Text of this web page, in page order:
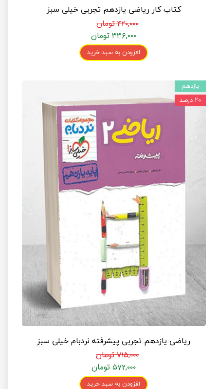
کتاب کار ریاضی یازدهم تجربی خیلی سبز
۴۲۰,۰۰۰ تومان
۳۳۶,۰۰۰ تومان
افزودن به سبد خرید
ریاضی یازدهم تجربی پیشرفته نردبام خیلی سبز
۷۱۵,۰۰۰ تومان
۵۷۲,۰۰۰ تومان
افزودن به سبد خرید
یازدهم
۲۰ درصد